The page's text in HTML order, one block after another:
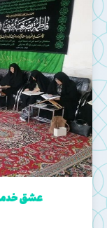
عشق